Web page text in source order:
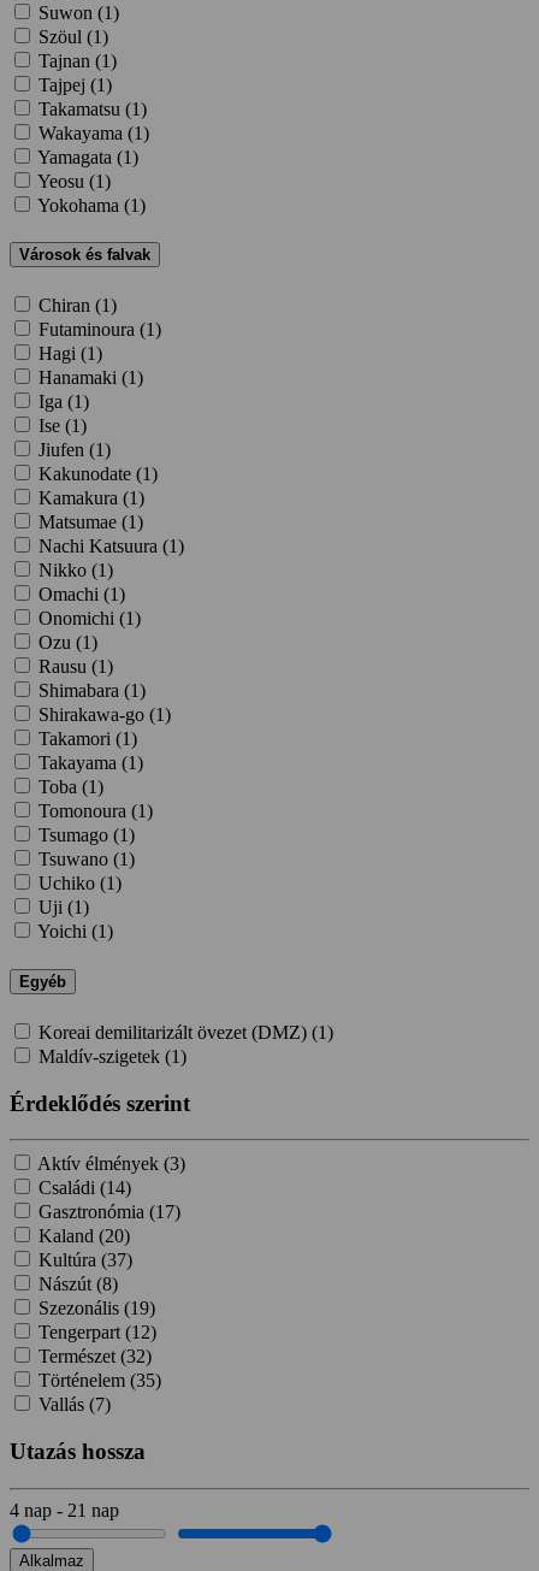
Suwon (1)
Szöul (1)
Tajnan (1)
Tajpej (1)
Takamatsu (1)
Wakayama (1)
Yamagata (1)
Yeosu (1)
Yokohama (1)
Városok és falvak
Chiran (1)
Futaminoura (1)
Hagi (1)
Hanamaki (1)
Iga (1)
Ise (1)
Jiufen (1)
Kakunodate (1)
Kamakura (1)
Matsumae (1)
Nachi Katsuura (1)
Nikko (1)
Omachi (1)
Onomichi (1)
Ozu (1)
Rausu (1)
Shimabara (1)
Shirakawa-go (1)
Takamori (1)
Takayama (1)
Toba (1)
Tomonoura (1)
Tsumago (1)
Tsuwano (1)
Uchiko (1)
Uji (1)
Yoichi (1)
Egyéb
Koreai demilitarizált övezet (DMZ) (1)
Maldív-szigetek (1)
Érdeklődés szerint
Aktív élmények (3)
Családi (14)
Gasztronómia (17)
Kaland (20)
Kultúra (37)
Nászút (8)
Szezonális (19)
Tengerpart (12)
Természet (32)
Történelem (35)
Vallás (7)
Utazás hossza
4 nap - 21 nap
Alkalmaz